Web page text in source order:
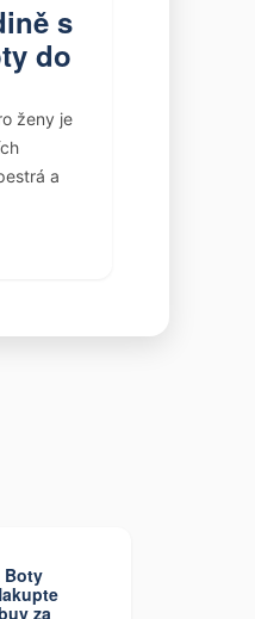
s
do
ženy je
a
Boty
za